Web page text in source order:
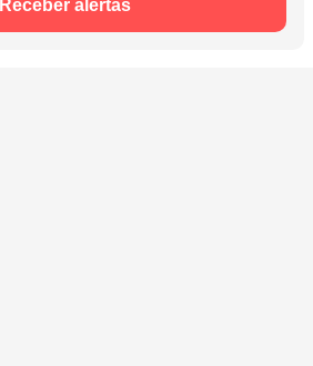
Receber alertas